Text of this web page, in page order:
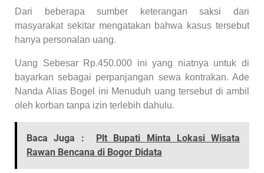
Dari beberapa sumber keterangan saksi dari
masyarakat sekitar mengatakan bahwa kasus tersebut
hanya personalan uang.
Uang Sebesar Rp.450.000 ini yang niatnya untuk di
bayarkan sebagai perpanjangan sewa kontrakan. Ade
Nanda Alias Bogel ini Menuduh uang tersebut di ambil
oleh korban tanpa izin terlebih dahulu.
Baca Juga :
Plt Bupati Minta Lokasi Wisata
Rawan Bencana di Bogor Didata